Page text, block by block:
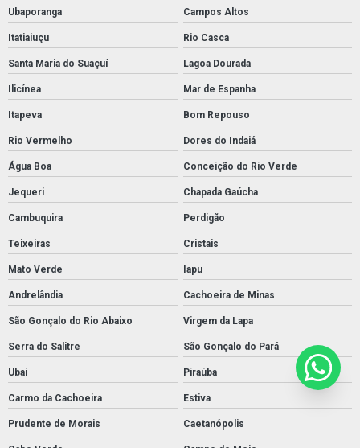
Ubaporanga Campos Altos
Itatiaiuçu Rio Casca
Santa Maria do Suaçuí Lagoa Dourada
Ilicínea Mar de Espanha
Itapeva Bom Repouso
Rio Vermelho Dores do Indaiá
Água Boa Conceição do Rio Verde
Jequeri Chapada Gaúcha
Cambuquira Perdigão
Teixeiras Cristais
Mato Verde Iapu
Andrelândia Cachoeira de Minas
São Gonçalo do Rio Abaixo Virgem da Lapa
Serra do Salitre São Gonçalo do Pará
Ubaí Piraúba
Carmo da Cachoeira Estiva
Prudente de Morais Caetanópolis